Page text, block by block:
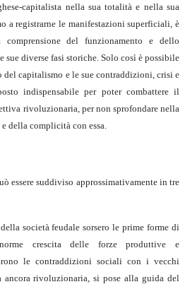
capitalista nella sua totalità e nella sua
a registrarne le manifestazioni superficiali, è
comprensione del funzionamento e dello
diverse fasi storiche. Solo così è possibile
del capitalismo e le sue contraddizioni, crisi e
indispensabile per poter combattere il
rivoluzionaria, per non sprofondare nella
della complicità con essa.
essere suddiviso approssimativamente in tre
società feudale sorsero le prime forme di
crescita delle forze produttive e
le contraddizioni sociali con i vecchi
ancora rivoluzionaria, si pose alla guida del